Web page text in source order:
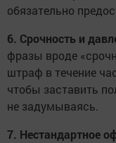
обязательно
6. Срочность и
фразы вроде
штраф в течение
чтобы заставить
не задумываясь.
7. Нестандартное